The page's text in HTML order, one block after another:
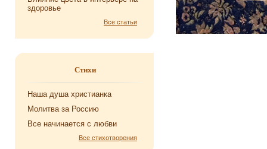
здоровье
Все статьи
Стихи
Наша душа хри­сти­ан­ка
Мо­лит­ва за Рос­сию
Все на­чи­на­ет­ся с любви
Все стихотворения